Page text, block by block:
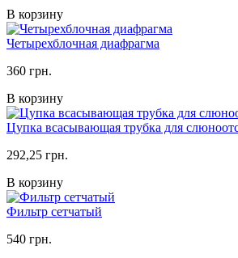
В корзину
Четырехблочная диафрагма
360 грн.
В корзину
Цупка всасывающая трубка для
292,25 грн.
В корзину
Фильтр сетчатый
540 грн.